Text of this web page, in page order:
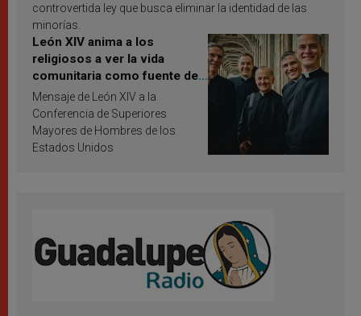
controvertida ley que busca eliminar la identidad de las
minorías.
León XIV anima a los
religiosos a ver la vida
comunitaria como fuente de
inspiración y santificación
Mensaje de León XIV a la
Conferencia de Superiores
Mayores de Hombres de los
Estados Unidos